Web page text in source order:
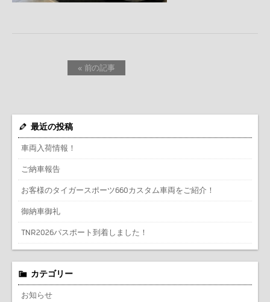
« 前の記事
最近の投稿
車両入荷情報！
ご納車報告
お客様のタイガースポーツ660カスタム車両をご紹介！
御納車御礼
TNR2026パスポート到着しました！
カテゴリー
お知らせ